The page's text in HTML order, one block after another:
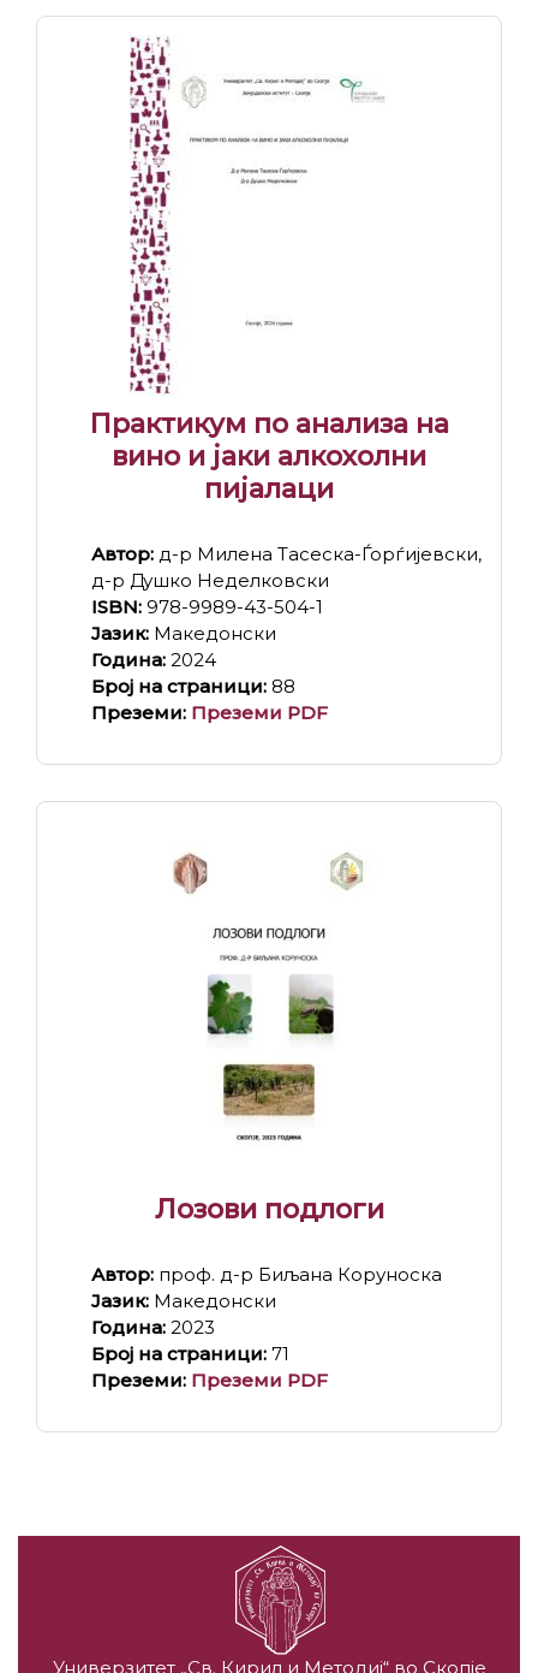
Практикум по анализа на
вино и јаки алкохолни
пијалаци
Автор: д-р Милена Тасеска-Ѓорѓијевски,
д-р Душко Неделковски
ISBN: 978-9989-43-504-1
Јазик: Македонски
Година: 2024
Број на страници: 88
Преземи: Преземи PDF
Лозови подлоги
Автор: проф. д-р Биљана Коруноска
Јазик: Македонски
Година: 2023
Број на страници: 71
Преземи: Преземи PDF
Универзитет „Св. Кирил и Методиј“ во Скопје